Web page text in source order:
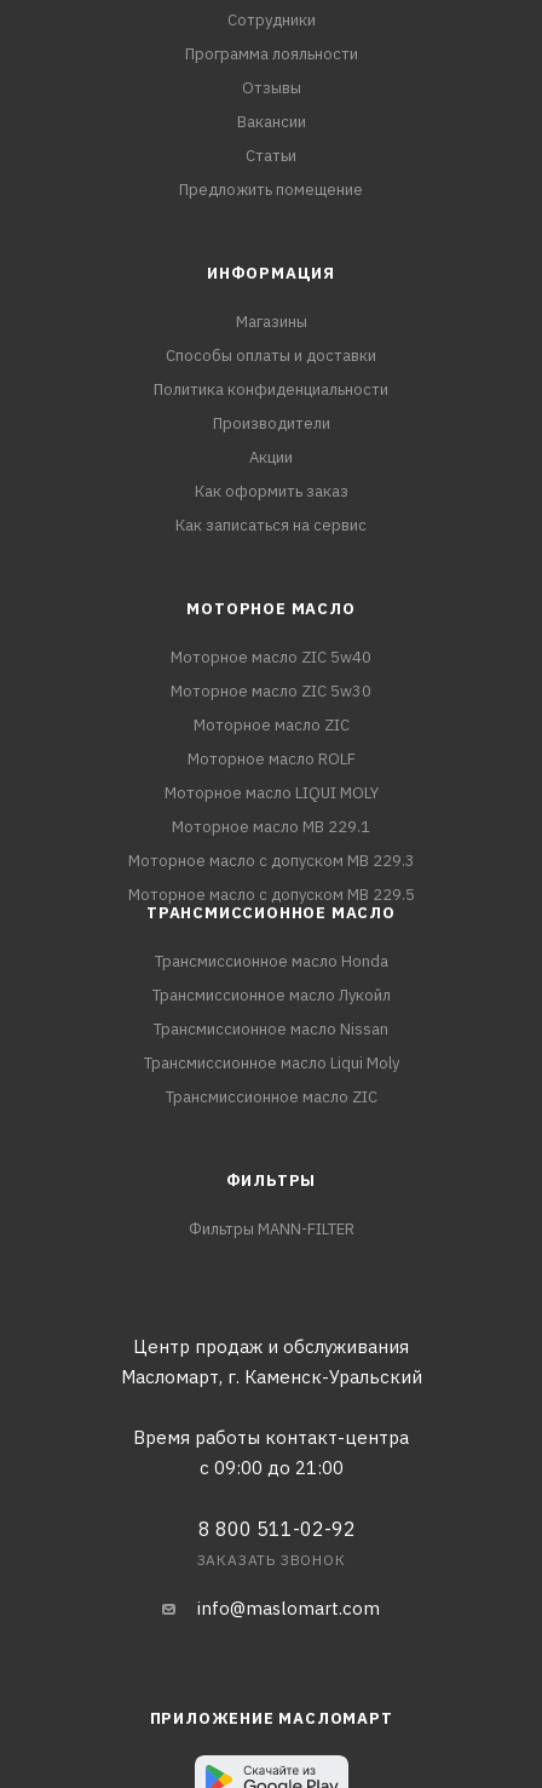
Сотрудники
Программа лояльности
Отзывы
Вакансии
Статьи
Предложить помещение
ИНФОРМАЦИЯ
Магазины
Способы оплаты и доставки
Политика конфиденциальности
Производители
Акции
Как оформить заказ
Как записаться на сервис
МОТОРНОЕ МАСЛО
Моторное масло ZIC 5w40
Моторное масло ZIC 5w30
Моторное масло ZIC
Моторное масло ROLF
Моторное масло LIQUI MOLY
Моторное масло MB 229.1
Моторное масло с допуском MB 229.3
Моторное масло с допуском MB 229.5
ТРАНСМИССИОННОЕ МАСЛО
Трансмиссионное масло Honda
Трансмиссионное масло Лукойл
Трансмиссионное масло Nissan
Трансмиссионное масло Liqui Moly
Трансмиссионное масло ZIC
ФИЛЬТРЫ
Фильтры MANN-FILTER
Центр продаж и обслуживания
Масломарт, г. Каменск-Уральский
Время работы контакт-центра
с 09:00 до 21:00
8 800 511-02-92
ЗАКАЗАТЬ ЗВОНОК
info@maslomart.com
ПРИЛОЖЕНИЕ МАСЛОМАРТ